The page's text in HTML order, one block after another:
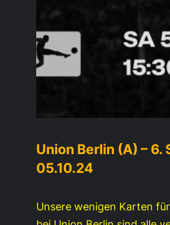
Union Berlin (A) – 6.
05.10.24
Unsere wenigen Karten